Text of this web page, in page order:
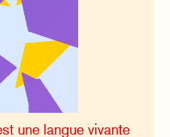
une langue vivante